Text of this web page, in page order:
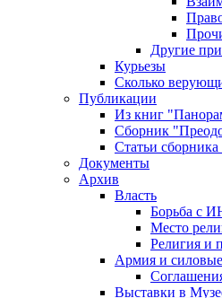
Другие
Курьезы
Сколько
Публикации
Из книг
Сборник
Статьи
Документы
Архив
Власть
Борьба с
Место
Религия и
Армия и
Выставки в